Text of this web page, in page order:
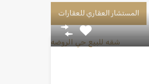
المستشار العقاري للعقارات